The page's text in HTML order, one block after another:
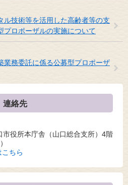
ル技術等を活用した高齢者等の支
プロポーザルの実施について
業務委託に係る公募型プロポーザ
連絡先
役所本庁舎（山口総合支所）4階
ちら